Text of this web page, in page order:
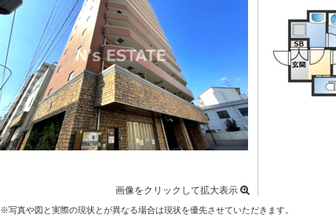
画像をクリックして拡大表示
※写真や図と実際の現状とが異なる場合は現状を優先させていただきます。